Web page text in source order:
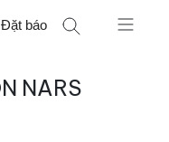
Đặt báo
NARS